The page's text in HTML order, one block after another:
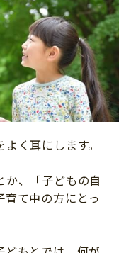
く耳にします。
か、「子どもの自
て中の方にとっ